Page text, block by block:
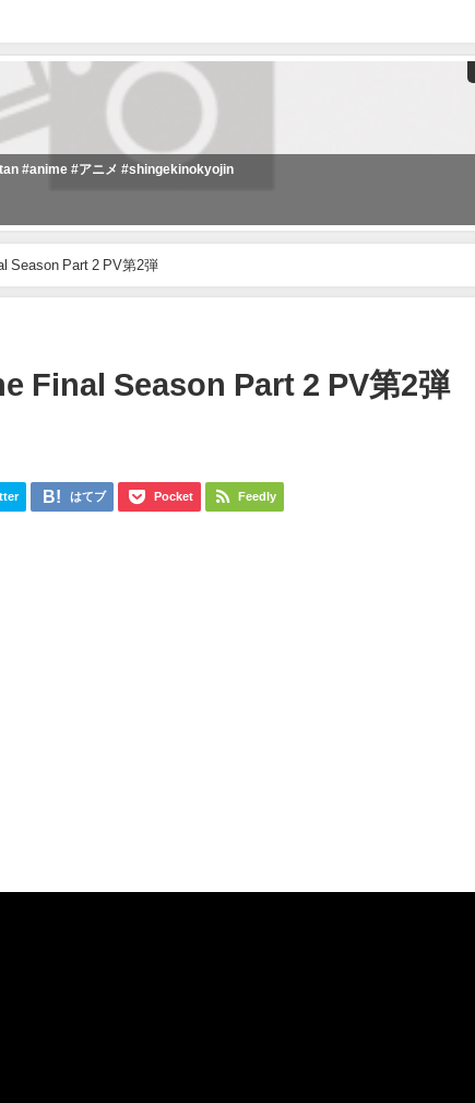
#anime #アニメ #shingekinokyojin
Season Part 2 PV第2弾
Final Season Part 2 PV第2弾
はてブ Pocket Feedly